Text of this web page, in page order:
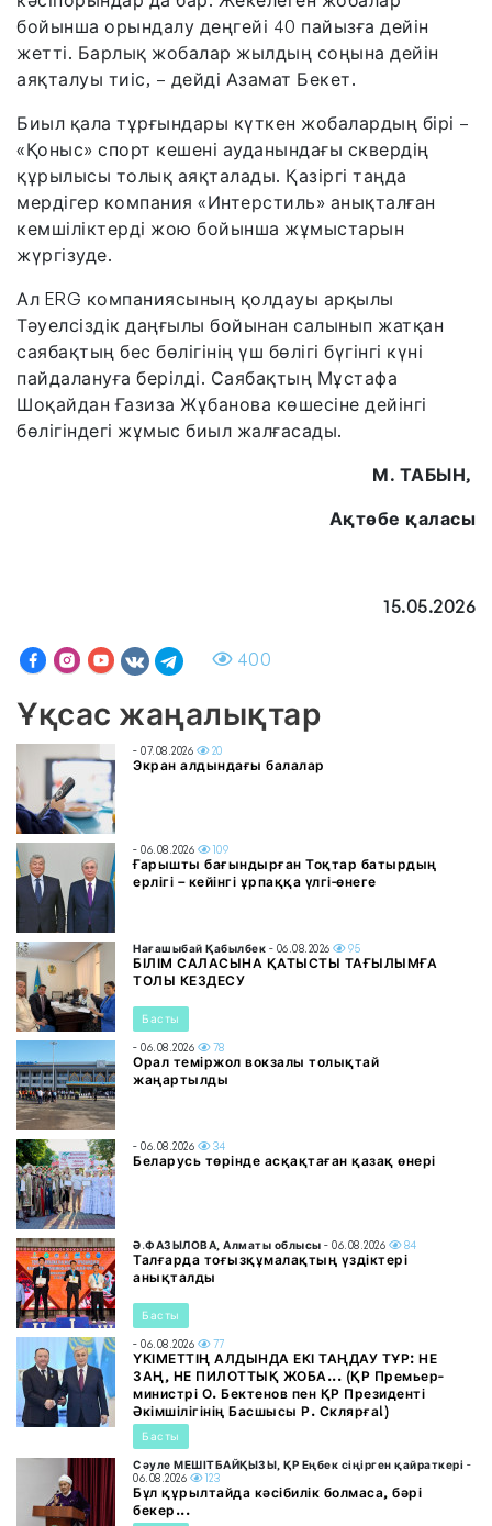
бойынша орындалу деңгейі 40 пайызға дейін
жетті. Барлық жобалар жылдың соңына дейін
аяқталуы тиіс, – дейді Азамат Бекет.
Биыл қала тұрғындары күткен жобалардың бірі –
«Қоныс» спорт кешені ауданындағы сквердің
құрылысы толық аяқталады. Қазіргі таңда
мердігер компания «Интерстиль» анықталған
кемшіліктерді жою бойынша жұмыстарын
жүргізуде.
Ал ERG компаниясының қолдауы арқылы
Тәуелсіздік даңғылы бойынан салынып жатқан
саябақтың бес бөлігінің үш бөлігі бүгінгі күні
пайдалануға берілді. Саябақтың Мұстафа
Шоқайдан Ғазиза Жұбанова көшесіне дейінгі
бөлігіндегі жұмыс биыл жалғасады.
М. ТАБЫН,
Ақтөбе қаласы
15.05.2026
400
Ұқсас жаңалықтар
- 07.08.2026 20
Экран алдындағы балалар
- 06.08.2026 109
Ғарышты бағындырған Тоқтар батырдың
ерлігі – кейінгі ұрпаққа үлгі-өнеге
Нағашыбай Қабылбек - 06.08.2026 95
БІЛІМ САЛАСЫНА ҚАТЫСТЫ ТАҒЫЛЫМҒА
ТОЛЫ КЕЗДЕСУ
Басты
- 06.08.2026 78
Орал теміржол вокзалы толықтай
жаңартылды
- 06.08.2026 34
Беларусь төрінде асқақтаған қазақ өнері
Ә.ФАЗЫЛОВА, Алматы облысы - 06.08.2026 84
Талғарда тоғызқұмалақтың үздіктері
анықталды
Басты
- 06.08.2026 77
ҮКІМЕТТІҢ АЛДЫНДА ЕКІ ТАҢДАУ ТҰР: НЕ
ЗАҢ, НЕ ПИЛОТТЫҚ ЖОБА... (ҚР Премьер-
министрі О. Бектенов пен ҚР Президенті
Әкімшілігінің Басшысы Р. Склярға!)
Басты
Сәуле МЕШІТБАЙҚЫЗЫ, ҚР Еңбек сіңірген қайраткері -
06.08.2026
123
Бұл құрылтайда кәсібилік болмаса, бәрі
бекер...